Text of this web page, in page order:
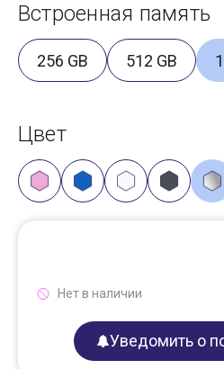
Встроенная память
256 GB 512 GB
Цвет
Нет в наличии
Уведомить о